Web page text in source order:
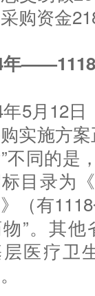
购资金
年——1118
年5月12
实施方
不同的是
目录为
（有
”。其
层医疗